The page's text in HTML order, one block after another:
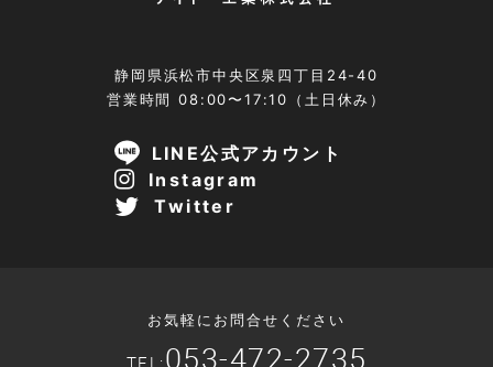
静岡県浜松市中央区泉四丁目24-40
営業時間 08:00〜17:10（土日休み）
LINE公式アカウント
Instagram
Twitter
お気軽にお問合せください
TEL: 053-472-2735